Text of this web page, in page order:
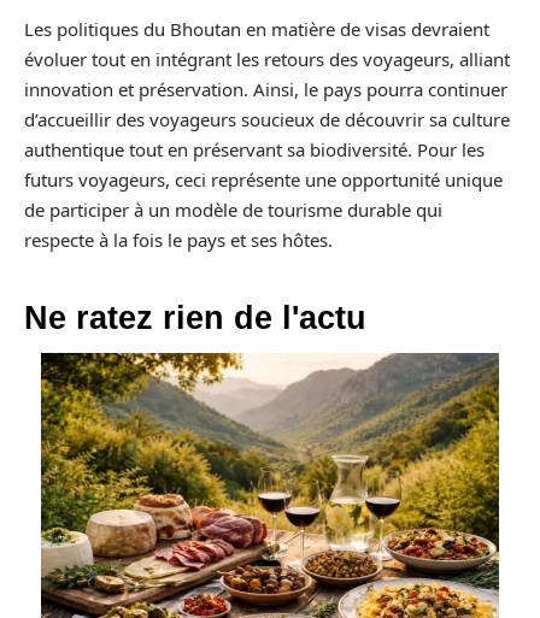
Les politiques du Bhoutan en matière de visas devraient
évoluer tout en intégrant les retours des voyageurs, alliant
innovation et préservation. Ainsi, le pays pourra continuer
d’accueillir des voyageurs soucieux de découvrir sa culture
authentique tout en préservant sa biodiversité. Pour les
futurs voyageurs, ceci représente une opportunité unique
de participer à un modèle de tourisme durable qui
respecte à la fois le pays et ses hôtes.
Ne ratez rien de l'actu